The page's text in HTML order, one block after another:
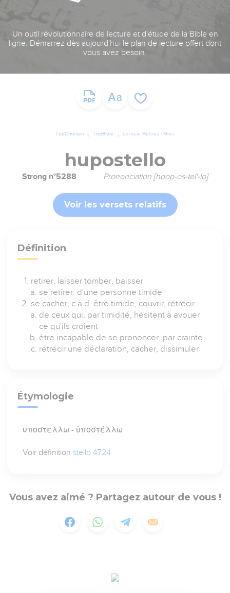
Un outil révolutionnaire de lecture et d'étude de la Bible en
ligne. Démarrez dès aujourd'hui le plan de lecture offert dont
vous avez besoin.
TopChrétien TopBible Lexique Hébreu / Grec
hupostello
Strong n°5288 Prononciation [hoop-os-tel'-lo]
Voir les versets relatifs
Définition
retirer, laisser tomber, baisser
se retirer: d'une personne timide
se cacher, c.à.d. être timide, couvrir, rétrécir
de ceux qui, par timidité, hésitent à avouer
ce qu'ils croient
être incapable de se prononcer, par crainte
rétrécir une déclaration, cacher, dissimuler
Étymologie
υποστελλω - ὑποστέλλω
Voir définition stello 4724
Vous avez aimé ? Partagez autour de vous !